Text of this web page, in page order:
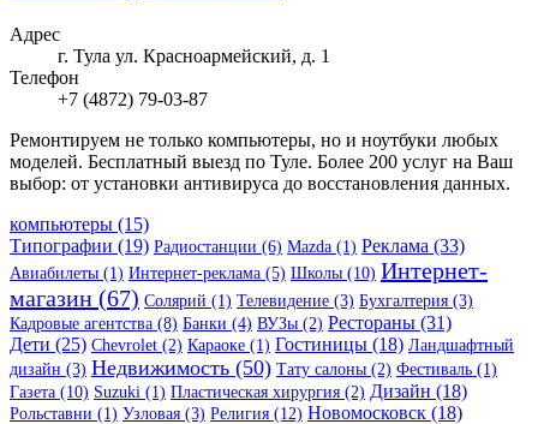
Адрес
г. Тула ул. Красноармейский, д. 1
Телефон
+7 (4872) 79-03-87
Ремонтируем не только компьютеры, но и ноутбуки любых
моделей. Бесплатный выезд по Туле. Более 200 услуг на Ваш
выбор: от установки антивируса до восстановления данных.
компьютеры (15)
Типографии (19) Радиостанции (6) Mazda (1) Реклама (33)
Авиабилеты (1) Интернет-реклама (5) Школы (10) Интернет-
магазин (67) Солярий (1) Телевидение (3) Бухгалтерия (3)
Кадровые агентства (8) Банки (4) ВУЗы (2) Рестораны (31)
Дети (25) Chevrolet (2) Караоке (1) Гостиницы (18) Ландшафтный
дизайн (3) Недвижимость (50) Тату салоны (2) Фестиваль (1)
Газета (10) Suzuki (1) Пластическая хирургия (2) Дизайн (18)
Рольставни (1) Узловая (3) Религия (12) Новомосковск (18)